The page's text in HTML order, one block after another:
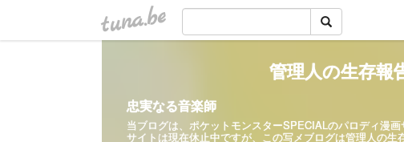
tuna.be
管理人の生存報
忠実なる音楽師
当ブログは、ポケットモンスターSPECIALのパロディ漫
サイトは現在休止中ですが、この写メブログは